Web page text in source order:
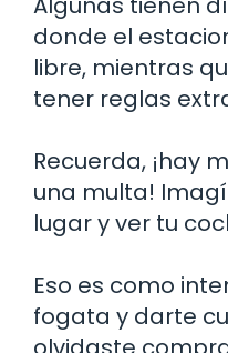
donde el
libre, mientras
tener reglas
Recuerda, ¡hay
una multa!
lugar y ver tu
Eso es como
fogata y darte